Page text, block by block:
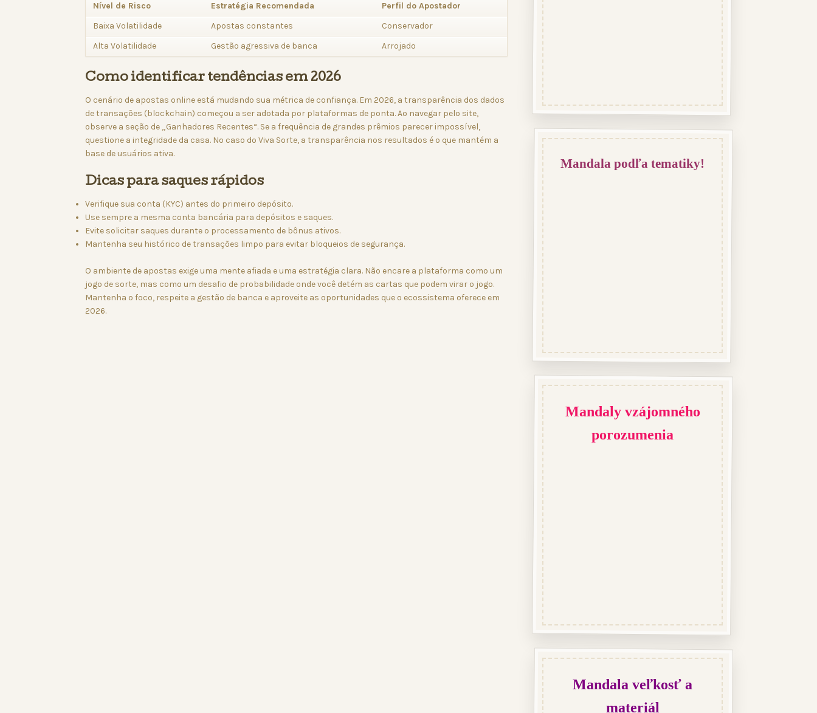
Nível de Risco Estratégia Recomendada
Perfil do Apostador
Baixa Volatilidade
Apostas constantes
Conservador
Alta Volatilidade
Gestão agressiva de banca Arrojado
Como identificar tendências em 2026
O cenário de apostas online está mudando sua métrica de confiança. Em 2026, a transparência dos dados
de transações (blockchain) começou a ser adotada por plataformas de ponta. Ao navegar pelo site,
observe a seção de „Ganhadores Recentes“. Se a frequência de grandes prêmios parecer impossível,
questione a integridade da casa. No caso do Viva Sorte, a transparência nos resultados é o que mantém a
base de usuários ativa.
Dicas para saques rápidos
Verifique sua conta (KYC) antes do primeiro depósito.
Use sempre a mesma conta bancária para depósitos e saques.
Evite solicitar saques durante o processamento de bônus ativos.
Mantenha seu histórico de transações limpo para evitar bloqueios de segurança.
O ambiente de apostas exige uma mente afiada e uma estratégia clara. Não encare a plataforma como um
jogo de sorte, mas como um desafio de probabilidade onde você detém as cartas que podem virar o jogo.
Mantenha o foco, respeite a gestão de banca e aproveite as oportunidades que o ecossistema oferece em
2026.
Mandala podľa tematiky!
Mandaly vzájomného
porozumenia
Mandala veľkosť a
materiál